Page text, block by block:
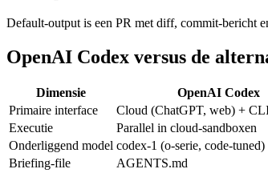
Default-output is een PR met diff, commit-bericht
OpenAI Codex versus de
Dimensie OpenAI Codex
Primaire interface
Cloud (ChatGPT, web) +
Executie
Parallel in cloud-sandboxen
Onderliggend model codex-1 (o-serie, code-tuned)
Briefing-file
AGENTS.md